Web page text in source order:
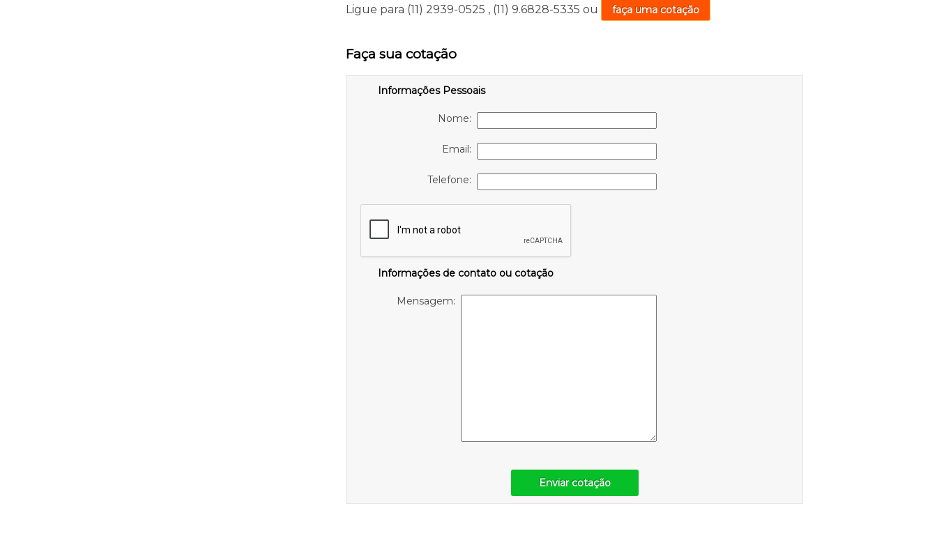
Ligue para (11) 2939-0525 , (11) 9.6828-5335 ou faça uma cotação
Faça sua cotação
Informações Pessoais
Nome:
Email:
Telefone:
Informações de contato ou cotação
Mensagem:
Enviar cotação